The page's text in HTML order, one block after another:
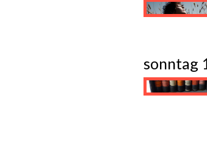
sonntag 1